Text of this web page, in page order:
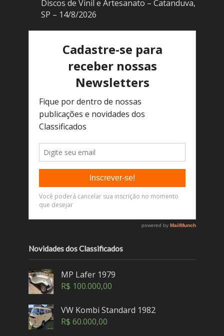
Discos de Vinil e Artesanato – Catanduva,
SP – 14/8/2026
Novidades dos Classificados
MP Lafer 1979
R$ 100.000,00
VW Kombi Standard 1982
R$ 60.000,00